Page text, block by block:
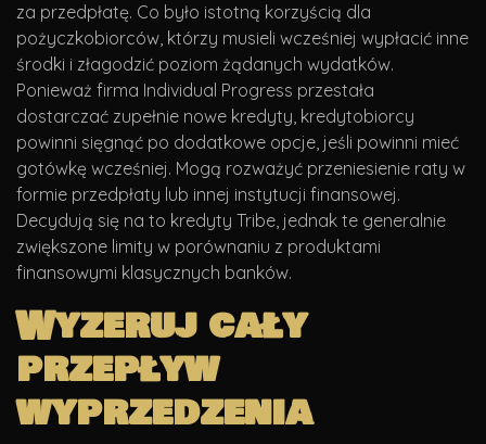
za przedpłatę. Co było istotną korzyścią dla
pożyczkobiorców, którzy musieli wcześniej wypłacić inne
środki i złagodzić poziom żądanych wydatków.
Ponieważ firma Individual Progress przestała
dostarczać zupełnie nowe kredyty, kredytobiorcy
powinni sięgnąć po dodatkowe opcje, jeśli powinni mieć
gotówkę wcześniej. Mogą rozważyć przeniesienie raty w
formie przedpłaty lub innej instytucji finansowej.
Decydują się na to kredyty Tribe, jednak te generalnie
zwiększone limity w porównaniu z produktami
finansowymi klasycznych banków.
Wyzeruj cały
przepływ
wyprzedzenia